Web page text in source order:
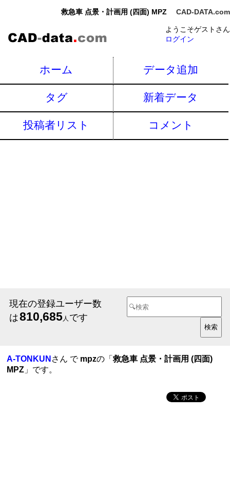
救急車 点景・計画用 (四面) MPZ CAD-DATA.com
ようこそゲストさん
ログイン
ホーム データ追加
タグ 新着データ
投稿者リスト コメント
現在の登録ユーザー数
は810,685人 です
A-TONKUN さん で mpzの「救急車 点景・計画用 (四面)
MPZ 」です。